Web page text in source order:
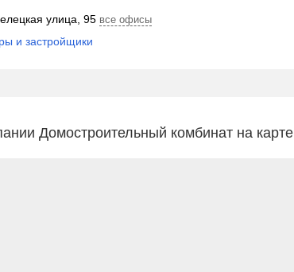
улица, 95 все офисы
и застройщики
Домостроительный комбинат на карте